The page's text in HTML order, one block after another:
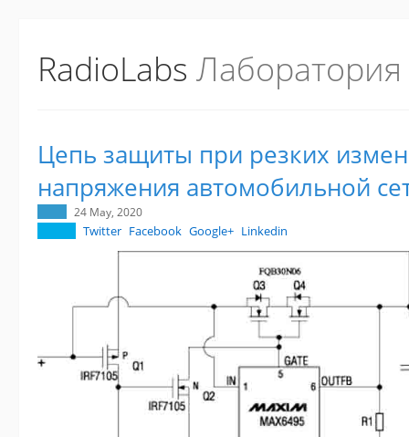
RadioLabs
Цепь защиты при резких
напряжения автомобильной
24 May, 2020
Twitter Facebook Google+ Linkedin